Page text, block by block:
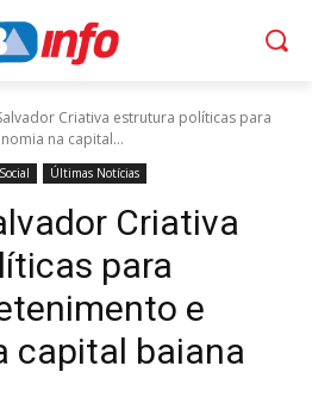
Criativa estrutura políticas para
na capital...
Social Últimas Notícias
Criativa
para
e
capital baiana